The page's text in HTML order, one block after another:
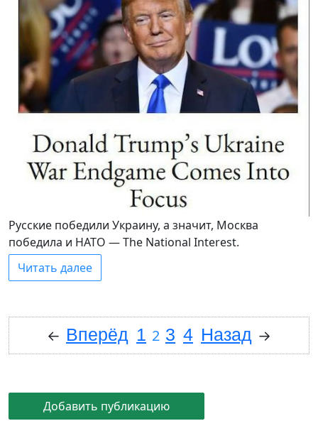
Добавить публикацию
Русские победили Украину, а значит, Москва
победила и НАТО — The National Interest.
Читать далее
← Вперёд 1 2 3 4 Назад →